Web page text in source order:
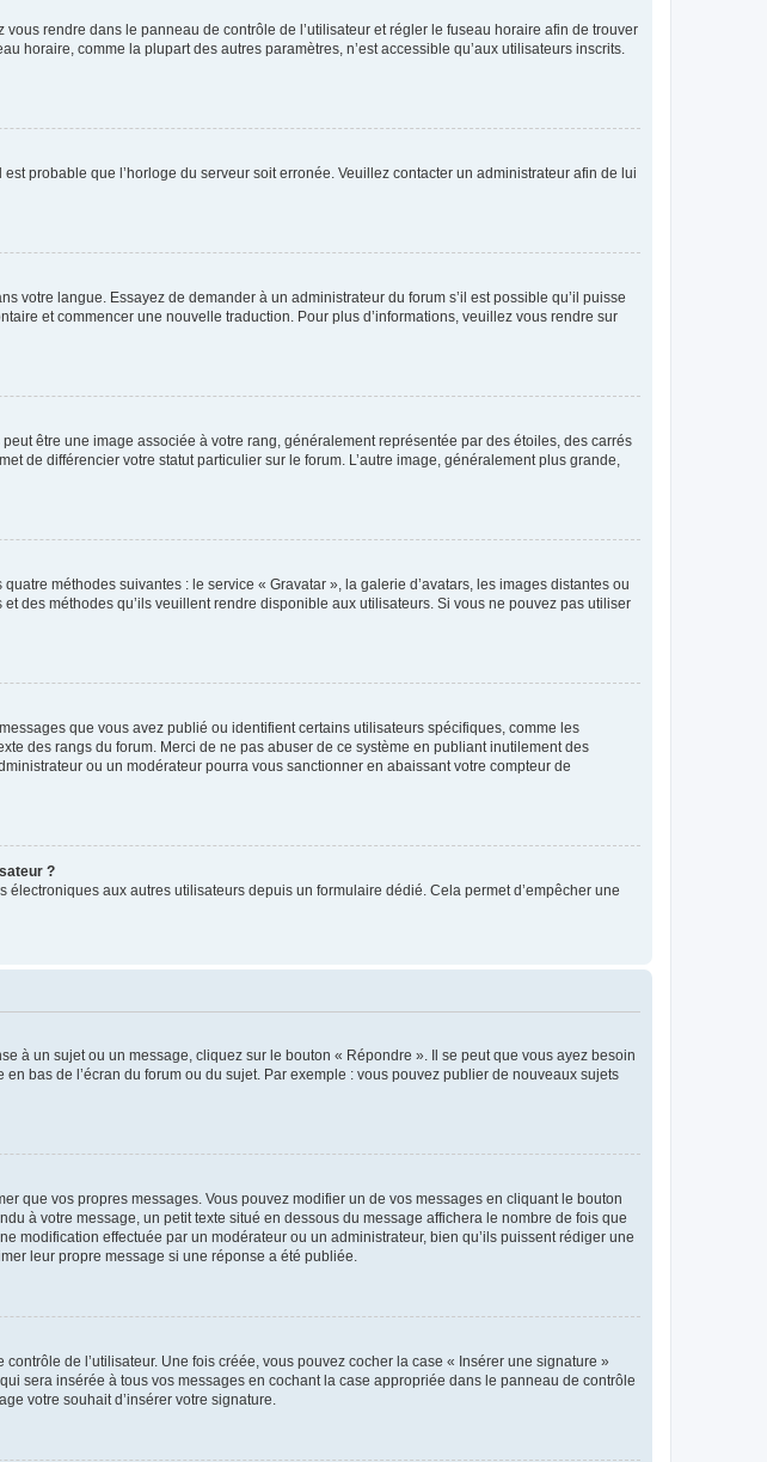
rendre dans le panneau de contrôle de l’utilisateur et régler le fuseau horaire afin de trouver
horaire, comme la plupart des autres paramètres, n’est accessible qu’aux utilisateurs inscrits.
probable que l’horloge du serveur soit erronée. Veuillez contacter un administrateur afin de lui
votre langue. Essayez de demander à un administrateur du forum s’il est possible qu’il puisse
et commencer une nouvelle traduction. Pour plus d’informations, veuillez vous rendre sur
être une image associée à votre rang, généralement représentée par des étoiles, des carrés
de différencier votre statut particulier sur le forum. L’autre image, généralement plus grande,
méthodes suivantes : le service « Gravatar », la galerie d’avatars, les images distantes ou
des méthodes qu’ils veuillent rendre disponible aux utilisateurs. Si vous ne pouvez pas utiliser
que vous avez publié ou identifient certains utilisateurs spécifiques, comme les
des rangs du forum. Merci de ne pas abuser de ce système en publiant inutilement des
ou un modérateur pourra vous sanctionner en abaissant votre compteur de
?
aux autres utilisateurs depuis un formulaire dédié. Cela permet d’empêcher une
à un sujet ou un message, cliquez sur le bouton « Répondre ». Il se peut que vous ayez besoin
bas de l’écran du forum ou du sujet. Par exemple : vous pouvez publier de nouveaux sujets
que vos propres messages. Vous pouvez modifier un de vos messages en cliquant le bouton
à votre message, un petit texte situé en dessous du message affichera le nombre de fois que
modification effectuée par un modérateur ou un administrateur, bien qu’ils puissent rédiger une
leur propre message si une réponse a été publiée.
de l’utilisateur. Une fois créée, vous pouvez cocher la case « Insérer une signature »
sera insérée à tous vos messages en cochant la case appropriée dans le panneau de contrôle
votre souhait d’insérer votre signature.